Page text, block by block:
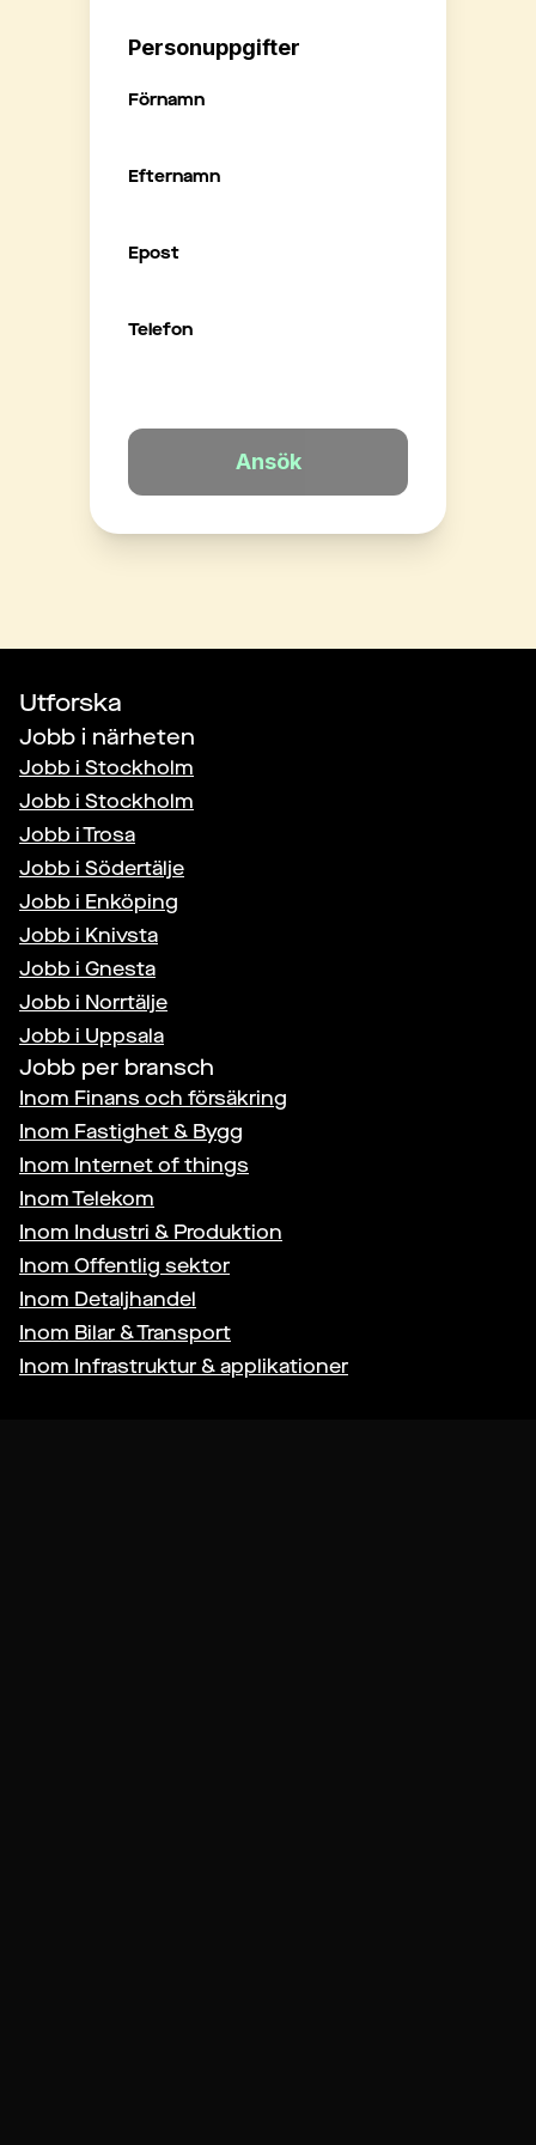
Personuppgifter
Förnamn
Efternamn
Epost
Telefon
Ansök
Utforska
Jobb i närheten
Jobb i Stockholm
Jobb i Stockholm
Jobb iTrosa
Jobb i Södertälje
Jobb i Enköping
Jobb i Knivsta
Jobb i Gnesta
Jobb i Norrtälje
Jobb i Uppsala
Jobb per bransch
Inom Finans och försäkring
Inom Fastighet & Bygg
Inom Internet of things
InomTelekom
Inom Industri & Produktion
Inom Offentlig sektor
Inom Detaljhandel
Inom Bilar & Transport
Inom Infrastruktur & applikationer